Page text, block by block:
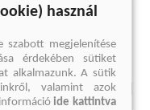
nincs találat
nyilatkozat
használ
szabott megjelenítése
érdekében sütiket
alkalmazunk. A sütik
valamint azok
ide kattintva